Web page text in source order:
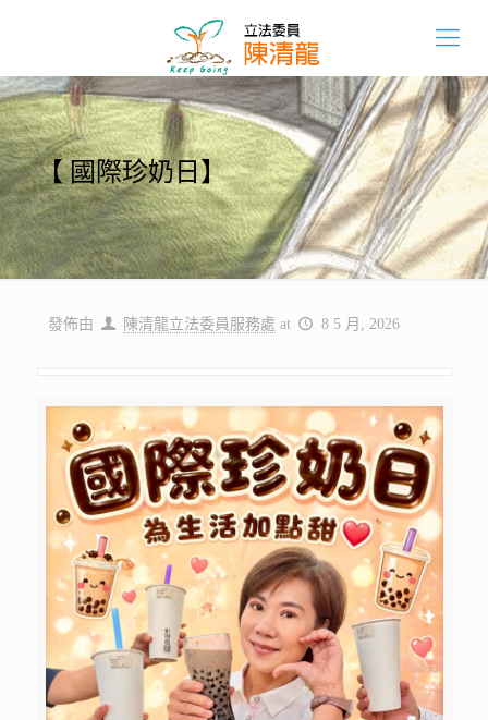
【 國際珍奶日】
發佈由 陳清龍立法委員服務處 at 8 5 月, 2026